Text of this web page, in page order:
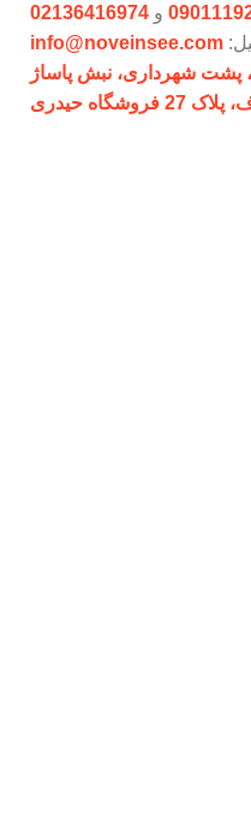
و 02136416974
info@noveinsee.com
پشت شهرداری، نبش پاساژ
27 فروشگاه حیدری